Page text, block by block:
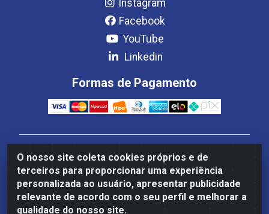
O nosso site coleta cookies próprios e de
terceiros para proporcionar uma experiência
personalizada ao usuário, apresentar publicidade
relevante de acordo com o seu perfil e melhorar a
qualidade do nosso site.
Instagram
Facebook
YouTube
Linkedin
Formas de Pagamento
Estrela Distribuição LTDA - CNPJ 08.691.096/0001-93 -
Setor Setor de Industria Qi 22 Lt 7, 9, 11, 13, 14 Ao 32,
S/NC - Setor Industrial Ceilândia, Brasília/DF - CEP
72265-220